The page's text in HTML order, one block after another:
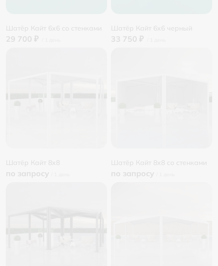
Шатёр Кайт 6x6 со стенками
29 700 ₽
Шатёр Кайт 6x6 черный
33 750 ₽
Шатёр Кайт 8x8
по запросу
Шатёр Кайт 8x8 со стенками
по запросу